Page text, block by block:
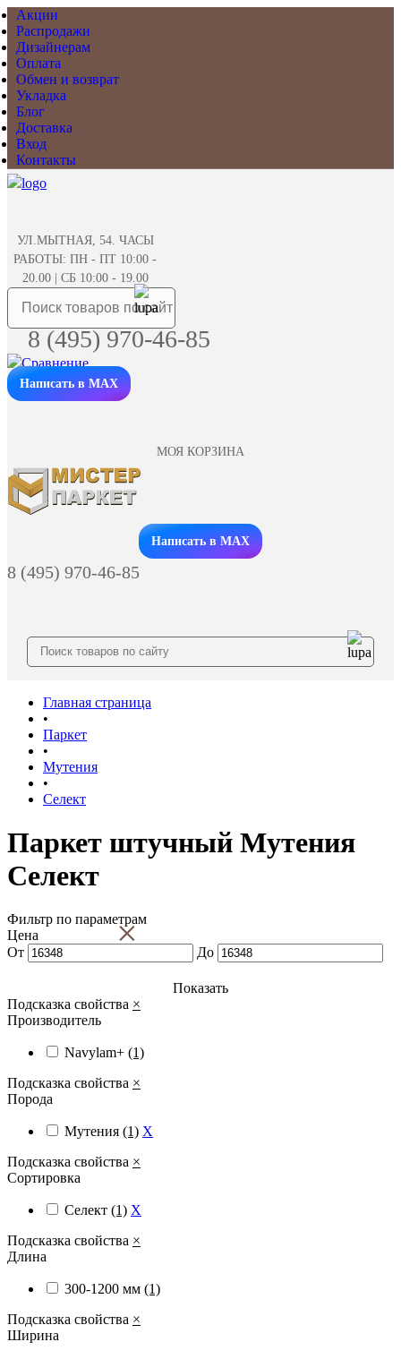
Акции
Распродажи
Дизайнерам
Оплата
Обмен и возврат
Укладка
Блог
Доставка
Вход
Контакты
УЛ.МЫТНАЯ, 54. ЧАСЫ
РАБОТЫ: ПН - ПТ 10:00 -
20.00 | СБ 10:00 - 19.00
8 (495) 970-46-85
Написать в MAX
МОЯ КОРЗИНА
Заказать звонок
Написать в MAX
8 (495) 970-46-85
Главная страница
•
Паркет
•
Мутения
•
Селект
Паркет штучный Мутения
Селект
Фильтр по параметрам
×
Цена
От
До
Показать
Подсказка свойства ×
Производитель
Navylam+ (1)
Подсказка свойства ×
Порода
Мутения (1) X
Подсказка свойства ×
Сортировка
Селект (1) X
Подсказка свойства ×
Длина
300-1200 мм (1)
Подсказка свойства ×
Ширина